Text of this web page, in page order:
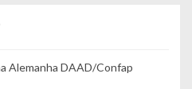
Alemanha DAAD/Confap